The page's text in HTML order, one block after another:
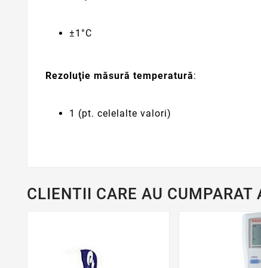
±1°C
Rezoluţie măsură temperatură:
1 (pt. celelalte valori)
CLIENTII CARE AU